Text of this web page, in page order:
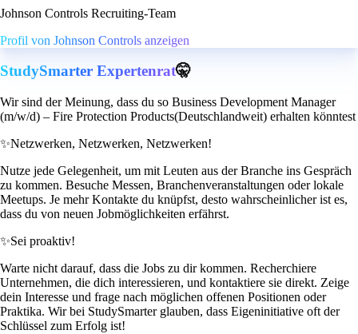
Johnson Controls Recruiting-Team
Profil von Johnson Controls anzeigen
StudySmarter Expertenrat🤫
Wir sind der Meinung, dass du so Business Development Manager
(m/w/d) – Fire Protection Products(Deutschlandweit) erhalten könntest
✨Netzwerken, Netzwerken, Netzwerken!
Nutze jede Gelegenheit, um mit Leuten aus der Branche ins Gespräch
zu kommen. Besuche Messen, Branchenveranstaltungen oder lokale
Meetups. Je mehr Kontakte du knüpfst, desto wahrscheinlicher ist es,
dass du von neuen Jobmöglichkeiten erfährst.
✨Sei proaktiv!
Warte nicht darauf, dass die Jobs zu dir kommen. Recherchiere
Unternehmen, die dich interessieren, und kontaktiere sie direkt. Zeige
dein Interesse und frage nach möglichen offenen Positionen oder
Praktika. Wir bei StudySmarter glauben, dass Eigeninitiative oft der
Schlüssel zum Erfolg ist!